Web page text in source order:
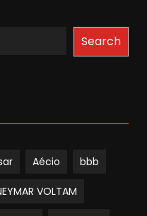
Search
Aécio bbb
VOLTAM